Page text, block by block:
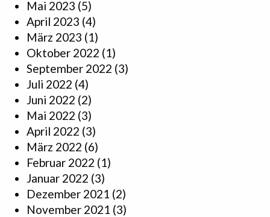
Mai 2023 (5)
April 2023 (4)
März 2023 (1)
Oktober 2022 (1)
September 2022 (3)
Juli 2022 (4)
Juni 2022 (2)
Mai 2022 (3)
April 2022 (3)
März 2022 (6)
Februar 2022 (1)
Januar 2022 (3)
Dezember 2021 (2)
November 2021 (3)